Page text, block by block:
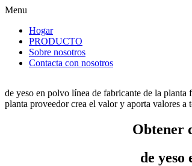
Menu
Hogar
PRODUCTO
Sobre nosotros
Contacta con nosotros
de yeso en polvo línea de fabricante de la
planta proveedor crea el valor y aporta valores a
Obtener
de